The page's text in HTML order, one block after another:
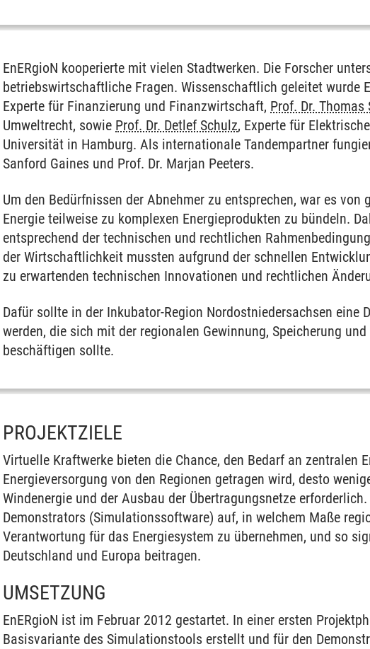
Nachhaltige Energie
Veranstaltungen & Konferenzen
EnERgioN kooperierte mit vielen Stadtwerken. Die Forscher
betriebswirtschaftliche Fragen. Wissenschaftlich geleitet wurde
Experte für Finanzierung und Finanzwirtschaft, Prof. Dr. Thomas
Umweltrecht, sowie Prof. Dr. Detlef Schulz, Experte für
Universität in Hamburg. Als internationale Tandempartner
Sanford Gaines und Prof. Dr. Marjan Peeters.
Um den Bedürfnissen der Abnehmer zu entsprechen, war es
Energie teilweise zu komplexen Energieprodukten zu bündeln.
entsprechend der technischen und rechtlichen
der Wirtschaftlichkeit mussten aufgrund der schnellen
zu erwartenden technischen Innovationen und rechtlichen
Dafür sollte in der Inkubator-Region Nordostniedersachsen
werden, die sich mit der regionalen Gewinnung, Speicherung
beschäftigen sollte.
PROJEKTZIELE
Virtuelle Kraftwerke bieten die Chance, den Bedarf an zentralen
Energieversorgung von den Regionen getragen wird, desto
Windenergie und der Ausbau der Übertragungsnetze
Demonstrators (Simulationssoftware) auf, in welchem Maße
Verantwortung für das Energiesystem zu übernehmen, und so
Deutschland und Europa beitragen.
UMSETZUNG
EnERgioN ist im Februar 2012 gestartet. In einer ersten
Basisvariante des Simulationstools erstellt und für den